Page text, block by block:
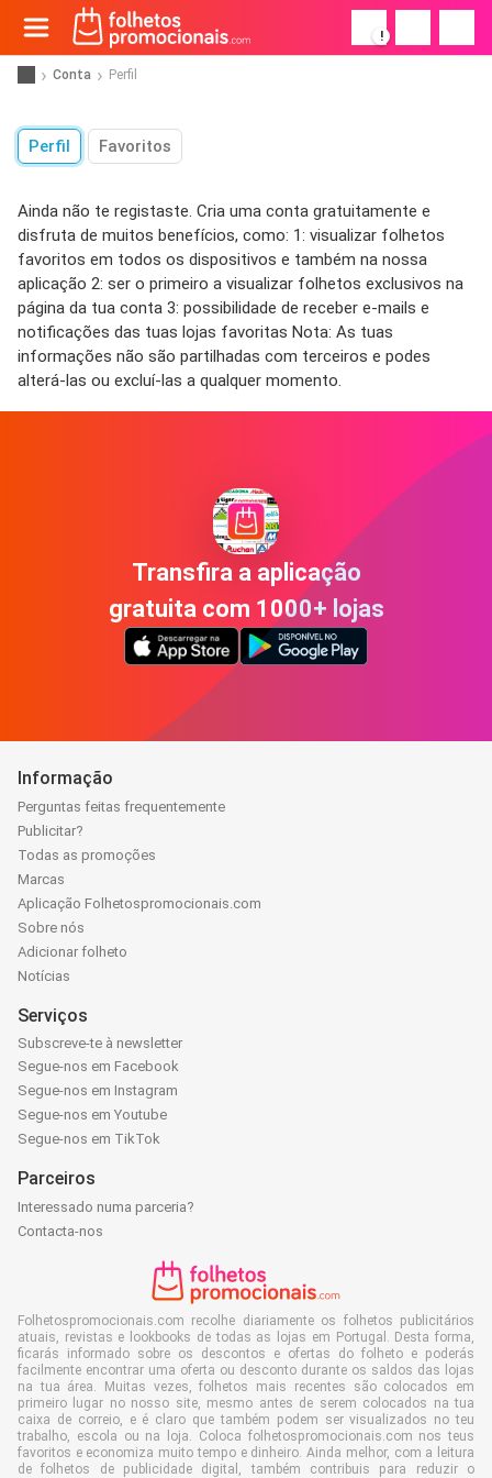
!
Conta Perfil
Perfil Favoritos
Ainda não te registaste. Cria uma conta gratuitamente e
disfruta de muitos benefícios, como: 1: visualizar folhetos
favoritos em todos os dispositivos e também na nossa
aplicação 2: ser o primeiro a visualizar folhetos exclusivos na
página da tua conta 3: possibilidade de receber e-mails e
notificações das tuas lojas favoritas Nota: As tuas
informações não são partilhadas com terceiros e podes
alterá-las ou excluí-las a qualquer momento.
Transfira a aplicação
gratuita com 1000+ lojas
Informação
Perguntas feitas frequentemente
Publicitar?
Todas as promoções
Marcas
Aplicação Folhetospromocionais.com
Sobre nós
Adicionar folheto
Notícias
Serviços
Subscreve-te à newsletter
Segue-nos em Facebook
Segue-nos em Instagram
Segue-nos em Youtube
Segue-nos em TikTok
Parceiros
Interessado numa parceria?
Contacta-nos
Folhetospromocionais.com recolhe diariamente os folhetos publicitários
atuais, revistas e lookbooks de todas as lojas em Portugal. Desta forma,
ficarás informado sobre os descontos e ofertas do folheto e poderás
facilmente encontrar uma oferta ou desconto durante os saldos das lojas
na tua área. Muitas vezes, folhetos mais recentes são colocados em
primeiro lugar no nosso site, mesmo antes de serem colocados na tua
caixa de correio, e é claro que também podem ser visualizados no teu
trabalho, escola ou na loja. Coloca folhetospromocionais.com nos teus
favoritos e economiza muito tempo e dinheiro. Ainda melhor, com a leitura
de folhetos de publicidade digital, também contribuis para reduzir o